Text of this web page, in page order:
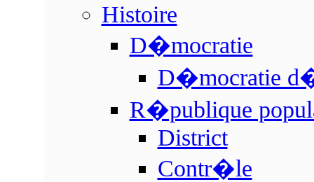
Histoire
D�mocratie
D�mocratie
R�publique
District
Contr�le